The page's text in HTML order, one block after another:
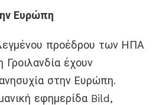
Ευρώπη
προέδρου των ΗΠΑ
έχουν
στην Ευρώπη.
εφημερίδα Bild,